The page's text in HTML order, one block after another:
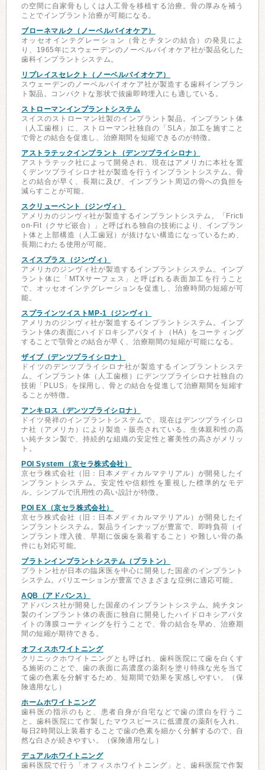
の空間に自家骨もしくは人工骨を移植する治療。骨の厚みを補う
ことでインプラント治療が可能になる。
ブローネマルク（ノーベルバイオケア）
オッセオインテグレーション（骨とチタンの結合）の発見によ
り、1965年にスウェーデンのノーベルバイオケア社が製品化した
歯科インプラントシステム。
リプレイスセレクト（ノーベルバイオケア）
スウェーデンのノーベルバイオケア社が製造する歯科インプラン
ト製品。コンパクトな形状で抜歯即時埋入にも適している。
ストローマンインプラントシステム
スイスのストローマン社製のインプラント製品。インプラント体
（人工歯根）に、ストローマン社独自の「SLA」加工を施すこと
で骨との結合を促進し、治療期間を短縮できるのが特徴。
アストラテックインプラント（デンツプライシロナ）
アストラテック社によって開発され、現在はアメリカに本社を置
くデンツプライシロナ社が製造を行うインプラントシステム。骨
との結合が早く、長期に及び、インプラント周辺の骨への負担を
減らすことが可能。
スクリューベント（ジンヴィ）
アメリカのジンヴィ社が製造するインプラントシステム。「Fricti
on-Fit（クサビ嵌合）」と呼ばれる独自の技術により、インプラン
ト体と上部構造（人工歯冠）が抜けない構造になっているため、
長期にわたる使用が可能。
スイスプラス（ジンヴィ）
アメリカのジンヴィ社が製造するインプラントシステム。インプ
ラント体に「MTXサーフェス」と呼ばれる表面加工を行うこと
で、オッセオインテグレーションを促進し、治療時間の短縮が可
能。
スプラインツイストMP-1（ジンヴィ）
アメリカのジンヴィ社が製造するインプラントシステム。インプ
ラント体の表面にハイドロキシアパタイト（HA）をコーティング
することで顎骨との結合が早く、治療期間の短縮が可能になる。
ザイブ（デンツプライシロナ）
ドイツのデンツプライシロナ社が製造するインプラントシステ
ム。インプラント体（人工歯根）にデンツプライシロナ社独自の
技術「PLUS」を採用し、骨との結合を促進して治療期間を短縮す
ることが特徴。
アンキロス（デンツプライシロナ）
ドイツ発祥のインプラントシステムで、現在はデンツプライシロ
ナ社（アメリカ）により製造・販売されている。生体親和性の高
い純チタン製で、持続的な組織の安定性と審美性の高さがメリッ
ト。
POI System（京セラ株式会社）
京セラ株式会社（旧：日本メディカルマテリアル）が開発したイ
ンプラントシステム。安定性や信頼性を重視した標準的なモデ
ル。シンプルで汎用性の高い設計が特徴。
POI EX（京セラ株式会社）
京セラ株式会社（旧：日本メディカルマテリアル）が開発したイ
ンプラントシステム。製品ラインナップが豊富で、即時負荷（イ
ンプラント埋入後、早期に仮歯を装着すること）や難しい骨の条
件にも対応可能。
プラトンインプラントシステム（プラトン）
プラトン社が日本の臨床医を中心に開発した国産のインプラント
システム。バリエーションが豊富でさまざまな症例に適応可能。
AQB（アドバンス）
アドバンス社が開発した国産のインプラントシステム。純チタン
製のインプラント体の表面に独自に開発したハイドロキシアパタ
イトの薄膜コーティングを行うことで、骨の結合を早め、治療期
間の短縮が期待できる。
オフィスホワイトニング
クリニックホワイトニングとも呼ばれ、歯科医院にて歯を白くす
る施術のことで、歯の表面に高濃度の薬剤を塗り特殊な光を当て
て歯の色素を分解するため、短期間で効果を実感しやすい。（保
険適用なし）
ホームホワイトニング
歯科医の指示のもと、患者自身が自宅などで歯の漂白を行うこ
と。歯科医院にて作製したマウスピースに低濃度の薬剤を入れ、
毎日2時間以上装着することで歯の色素を細かく分解するので、自
然な白さが続きやすい。（保険適用なし）
デュアルホワイトニング
歯科医院で行う「オフィスホワイトニング」と、歯科医院で作製